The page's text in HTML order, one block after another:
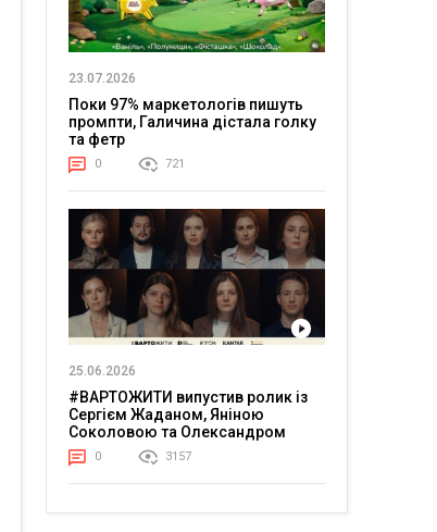
23.07.2026
Поки 97% маркетологів пишуть
промпти, Галичина дістала голку
та фетр
0 721
25.06.2026
#ВАРТОЖИТИ випустив ролик із
Сергієм Жаданом, Яніною
Соколовою та Олександром
Тереном про життя в постійній
напрузі
0 3157